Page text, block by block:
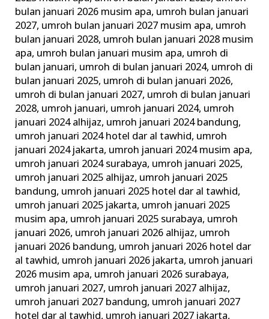
bulan januari 2026 musim apa, umroh bulan januari
2027, umroh bulan januari 2027 musim apa, umroh
bulan januari 2028, umroh bulan januari 2028 musim
apa, umroh bulan januari musim apa, umroh di
bulan januari, umroh di bulan januari 2024, umroh di
bulan januari 2025, umroh di bulan januari 2026,
umroh di bulan januari 2027, umroh di bulan januari
2028, umroh januari, umroh januari 2024, umroh
januari 2024 alhijaz, umroh januari 2024 bandung,
umroh januari 2024 hotel dar al tawhid, umroh
januari 2024 jakarta, umroh januari 2024 musim apa,
umroh januari 2024 surabaya, umroh januari 2025,
umroh januari 2025 alhijaz, umroh januari 2025
bandung, umroh januari 2025 hotel dar al tawhid,
umroh januari 2025 jakarta, umroh januari 2025
musim apa, umroh januari 2025 surabaya, umroh
januari 2026, umroh januari 2026 alhijaz, umroh
januari 2026 bandung, umroh januari 2026 hotel dar
al tawhid, umroh januari 2026 jakarta, umroh januari
2026 musim apa, umroh januari 2026 surabaya,
umroh januari 2027, umroh januari 2027 alhijaz,
umroh januari 2027 bandung, umroh januari 2027